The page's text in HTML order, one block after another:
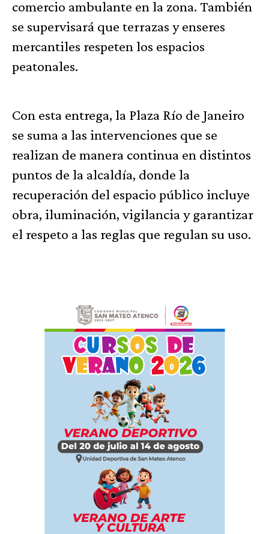
comercio ambulante en la zona. También
se supervisará que terrazas y enseres
mercantiles respeten los espacios
peatonales.
Con esta entrega, la Plaza Río de Janeiro
se suma a las intervenciones que se
realizan de manera continua en distintos
puntos de la alcaldía, donde la
recuperación del espacio público incluye
obra, iluminación, vigilancia y garantizar
el respeto a las reglas que regulan su uso.